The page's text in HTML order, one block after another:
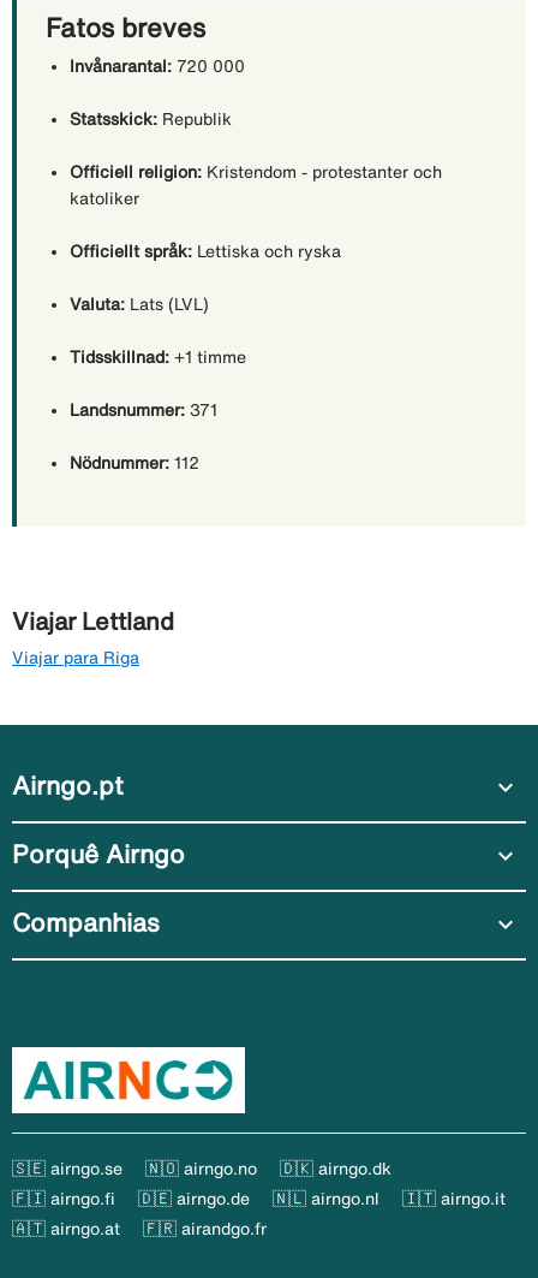
Fatos breves
Invånarantal: 720 000
Statsskick: Republik
Officiell religion: Kristendom - protestanter och
katoliker
Officiellt språk: Lettiska och ryska
Valuta: Lats (LVL)
Tidsskillnad: +1 timme
Landsnummer: 371
Nödnummer: 112
Viajar Lettland
Viajar para Riga
Airngo.pt expand_more
Porquê Airngo expand_more
Companhias expand_more
🇸🇪 airngo.se 🇳🇴 airngo.no
🇩🇰 airngo.dk
🇫🇮 airngo.fi
🇩🇪 airngo.de 🇳🇱 airngo.nl
🇮🇹 airngo.it
🇦🇹 airngo.at
🇫🇷 airandgo.fr